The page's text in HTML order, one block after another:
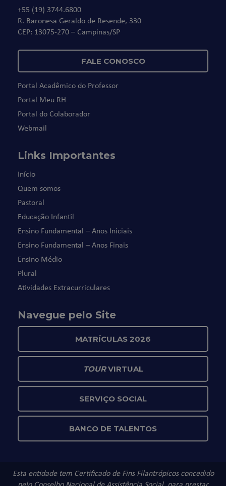
+55 (19) 3744.6800
R. Baronesa Geraldo de Resende, 330
CEP: 13075-270 – Campinas/SP
FALE CONOSCO
Portal Acadêmico do Professor
Portal Meu RH
Portal do Colaborador
Webmail
Links Importantes
Início
Quem somos
Pastoral
Educação Infantil
Ensino Fundamental – Anos Iniciais
Ensino Fundamental – Anos Finais
Ensino Médio
Plural
Atividades Extracurriculares
Navegue pelo Site
MATRÍCULAS 2026
TOURVIRTUAL
SERVIÇO SOCIAL
BANCO DE TALENTOS
Esta entidade tem Certificado de Fins Filantrópicos concedido